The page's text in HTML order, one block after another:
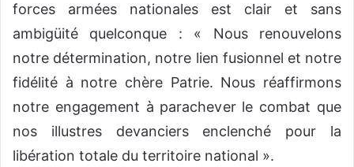
forces armées nationales est clair et sans
ambigüité quelconque : « Nous renouvelons
notre détermination, notre lien fusionnel et notre
fidélité à notre chère Patrie. Nous réaffirmons
notre engagement à parachever le combat que
nos illustres devanciers enclenché pour la
libération totale du territoire national ».